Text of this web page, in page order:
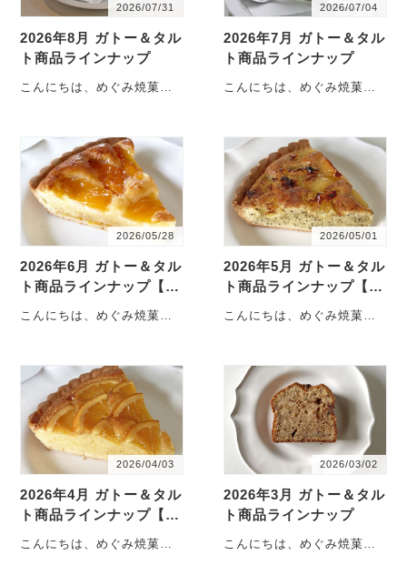
2026/07/31
2026年8月 ガトー＆タル
ト商品ラインナップ
こんにちは、めぐみ焼菓子
のご案内です。お取り置
き・・・
2026/07/04
2026年7月 ガトー＆タル
ト商品ラインナップ
こんにちは、めぐみ焼菓子
のご案内です。お取り置
き・・・
2026/05/28
2026年6月 ガトー＆タル
ト商品ラインナップ【更
こんにちは、めぐみ焼菓子
のご案内です。お取り置
き・・・
2026/05/01
2026年5月 ガトー＆タル
ト商品ラインナップ【更
こんにちは、めぐみ焼菓子
のご案内です。お取り置
き・・・
2026/04/03
2026年4月 ガトー＆タル
ト商品ラインナップ【更
こんにちは、めぐみ焼菓子
2026/03/02
2026年3月 ガトー＆タル
ト商品ラインナップ
こんにちは、めぐみ焼菓子